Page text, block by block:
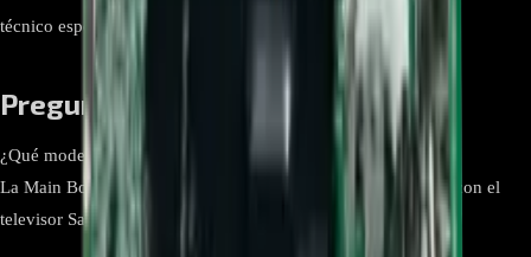
técnico especializado.
Preguntas Frecuentes
¿Qué modelos son compatibles con esta tarjeta?
La Main Board BN94-15439T es compatible exclusivamente con el
televisor Samsung UN75TU7000KXZL.